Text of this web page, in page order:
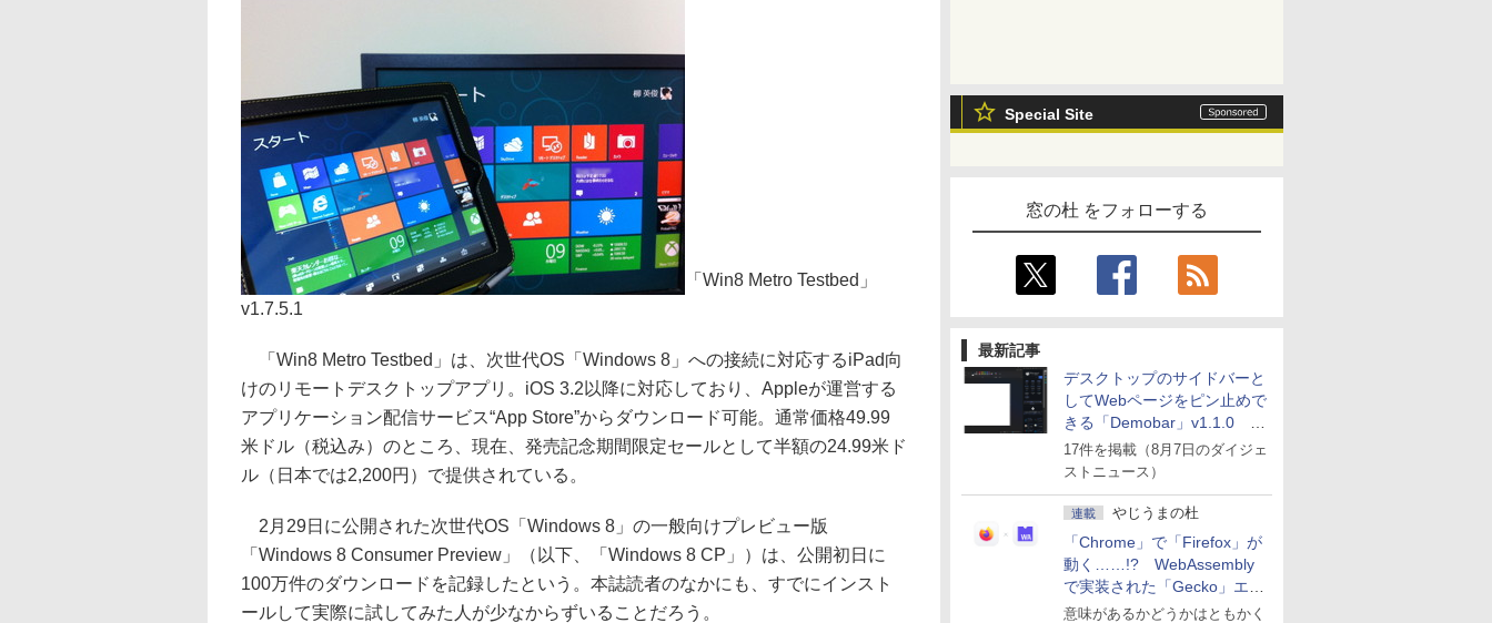
Special Site
窓の杜 をフォローする
最新記事
デスクトップのサイドバーと
してWebページをピン止めで
きる「Demobar」v1.1.0 ほ
か
17件を掲載（8月7日のダイジェ
ストニュース）
連載 やじうまの杜
「Chrome」で「Firefox」が
動く……!? WebAssembly
で実装された「Gecko」エン
ジン
意味があるかどうかはともかく
「Win8 Metro Testbed」
v1.7.5.1
「Win8 Metro Testbed」は、次世代OS「Windows 8」への接続に対応するiPad向
けのリモートデスクトップアプリ。iOS 3.2以降に対応しており、Appleが運営する
アプリケーション配信サービス“App Store”からダウンロード可能。通常価格49.99
米ドル（税込み）のところ、現在、発売記念期間限定セールとして半額の24.99米ド
ル（日本では2,200円）で提供されている。
2月29日に公開された次世代OS「Windows 8」の一般向けプレビュー版
「Windows 8 Consumer Preview」（以下、「Windows 8 CP」）は、公開初日に
100万件のダウンロードを記録したという。本誌読者のなかにも、すでにインスト
ールして実際に試してみた人が少なからずいることだろう。